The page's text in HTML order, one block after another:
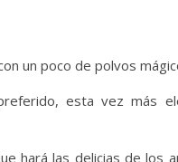
un poco de polvos
esta vez más
hará las delicias de